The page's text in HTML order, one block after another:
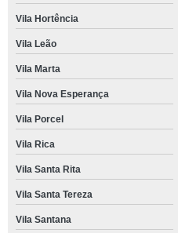
Vila Hortência
Vila Leão
Vila Marta
Vila Nova Esperança
Vila Porcel
Vila Rica
Vila Santa Rita
Vila Santa Tereza
Vila Santana